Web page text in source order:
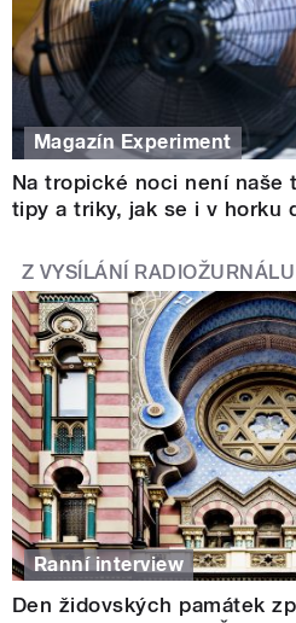
Magazín Experiment
Na tropické noci není naše
tipy a triky, jak se i v horku
Z VYSÍLÁNÍ RADIOŽURNÁLU
Ranní interview
Den židovských památek